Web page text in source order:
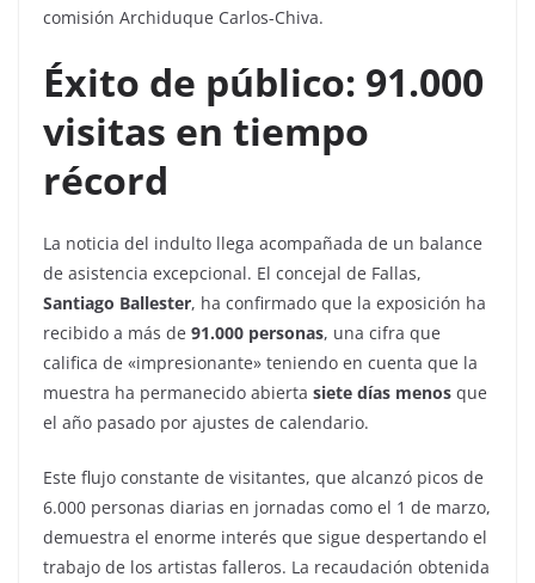
comisión Archiduque Carlos-Chiva.
Éxito de público: 91.000
visitas en tiempo
récord
La noticia del indulto llega acompañada de un balance
de asistencia excepcional. El concejal de Fallas,
Santiago Ballester, ha confirmado que la exposición ha
recibido a más de 91.000 personas, una cifra que
califica de «impresionante» teniendo en cuenta que la
muestra ha permanecido abierta siete días menos que
el año pasado por ajustes de calendario.
Este flujo constante de visitantes, que alcanzó picos de
6.000 personas diarias en jornadas como el 1 de marzo,
demuestra el enorme interés que sigue despertando el
trabajo de los artistas falleros. La recaudación obtenida